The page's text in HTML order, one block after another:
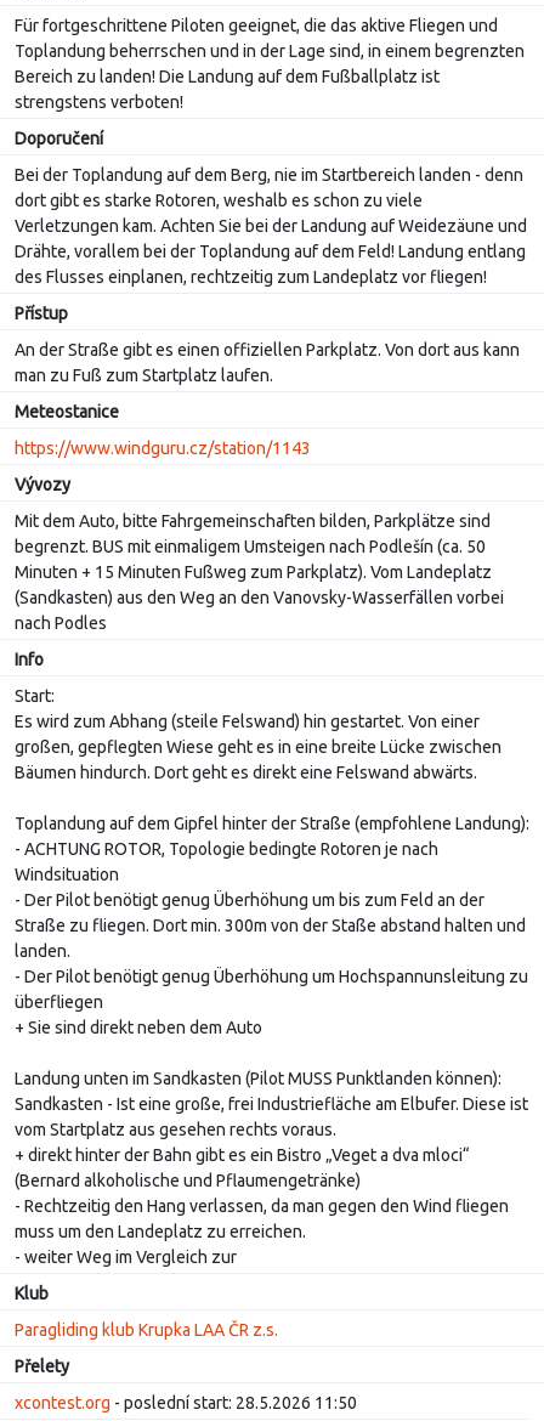
Für fortgeschrittene Piloten geeignet, die das aktive Fliegen und
Toplandung beherrschen und in der Lage sind, in einem begrenzten
Bereich zu landen! Die Landung auf dem Fußballplatz ist
strengstens verboten!
Doporučení
Bei der Toplandung auf dem Berg, nie im Startbereich landen - denn
dort gibt es starke Rotoren, weshalb es schon zu viele
Verletzungen kam. Achten Sie bei der Landung auf Weidezäune und
Drähte, vorallem bei der Toplandung auf dem Feld! Landung entlang
des Flusses einplanen, rechtzeitig zum Landeplatz vor fliegen!
Přístup
An der Straße gibt es einen offiziellen Parkplatz. Von dort aus kann
man zu Fuß zum Startplatz laufen.
Meteostanice
https://www.windguru.cz/station/1143
Vývozy
Mit dem Auto, bitte Fahrgemeinschaften bilden, Parkplätze sind
begrenzt. BUS mit einmaligem Umsteigen nach Podlešín (ca. 50
Minuten + 15 Minuten Fußweg zum Parkplatz). Vom Landeplatz
(Sandkasten) aus den Weg an den Vanovsky-Wasserfällen vorbei
nach Podles
Info
Start:
Es wird zum Abhang (steile Felswand) hin gestartet. Von einer
großen, gepflegten Wiese geht es in eine breite Lücke zwischen
Bäumen hindurch. Dort geht es direkt eine Felswand abwärts.
Toplandung auf dem Gipfel hinter der Straße (empfohlene Landung):
- ACHTUNG ROTOR, Topologie bedingte Rotoren je nach
Windsituation
- Der Pilot benötigt genug Überhöhung um bis zum Feld an der
Straße zu fliegen. Dort min. 300m von der Staße abstand halten und
landen.
- Der Pilot benötigt genug Überhöhung um Hochspannunsleitung zu
überfliegen
+ Sie sind direkt neben dem Auto
Landung unten im Sandkasten (Pilot MUSS Punktlanden können):
Sandkasten - Ist eine große, frei Industriefläche am Elbufer. Diese ist
vom Startplatz aus gesehen rechts voraus.
+ direkt hinter der Bahn gibt es ein Bistro „Veget a dva mloci“
(Bernard alkoholische und Pflaumengetränke)
- Rechtzeitig den Hang verlassen, da man gegen den Wind fliegen
muss um den Landeplatz zu erreichen.
- weiter Weg im Vergleich zur
Klub
Paragliding klub Krupka LAA ČR z.s.
Přelety
xcontest.org - poslední start: 28.5.2026 11:50